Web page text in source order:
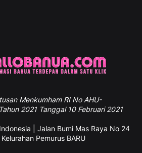
Menkumham RI No AHU-
2021 Tanggal 10 Februari 2021
| Jalan Bumi Mas Raya No 24
Pemurus BARU